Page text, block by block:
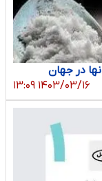
در جهان
۱۴۰۳/۰۳/۱۶ ۱۳:۰۹